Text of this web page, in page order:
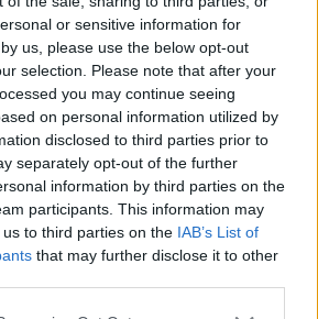
or sensitive information for
us, please use the below opt-out
selection. Please note that after your
you may continue seeing
on personal information utilized by
disclosed to third parties prior to
separately opt-out of the further
information by third parties on the
participants. This information may
to third parties on the IAB’s List of
that may further disclose it to other
chtěl
Následující článek
Nemocnice má 22 nových
monitorů dechu pro
novorozence
aut na Příbramsku přibylo.